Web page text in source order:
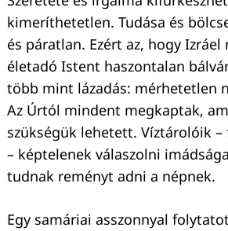
kimeríthetetlen. Tudása és
és páratlan. Ezért az, hogy Izráel
életadó Istent haszontalan
több mint lázadás: mérhetetlen
Az Úrtól mindent megkaptak,
szükségük lehetett. Víztárolóik
– képtelenek válaszolni
tudnak reményt adni a népnek.
Egy samáriai asszonnyal